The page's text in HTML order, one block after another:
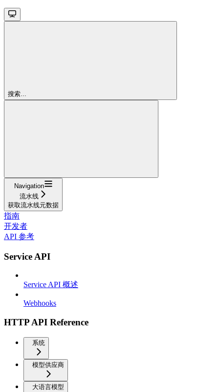
搜索...
Navigation
流水线
获取流水线元数据
指南
开发者
API 参考
Service API
Service API 概述
Webhooks
HTTP API Reference
系统
模型供应商
大语言模型